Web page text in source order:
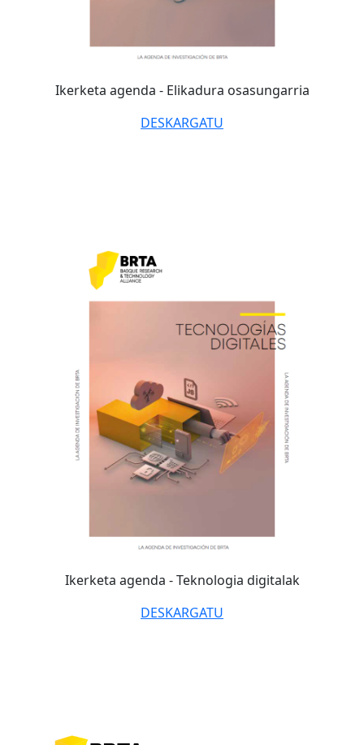
Ikerketa agenda - Elikadura osasungarria
DESKARGATU
Ikerketa agenda -Teknologia digitalak
DESKARGATU